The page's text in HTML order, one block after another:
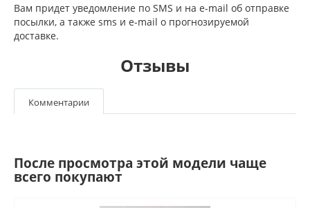
Вам придет уведомление по SMS и на e-mail об отправке
посылки, а также sms и e-mail о прогнозируемой
доставке.
Отзывы
Комментарии
После просмотра этой модели чаще
всего покупают